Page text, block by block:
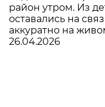
район утром. Из
оставались на
аккуратно на
26.04.2026